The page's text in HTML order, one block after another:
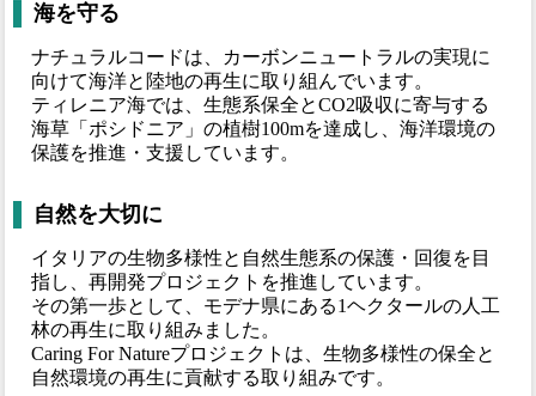
海を守る
ナチュラルコードは、カーボンニュートラルの実現に
向けて海洋と陸地の再生に取り組んでいます。
ティレニア海では、生態系保全とCO2吸収に寄与する
海草「ポシドニア」の植樹100mを達成し、海洋環境の
保護を推進・支援しています。
自然を大切に
イタリアの生物多様性と自然生態系の保護・回復を目
指し、再開発プロジェクトを推進しています。
その第一歩として、モデナ県にある1ヘクタールの人工
林の再生に取り組みました。
Caring For Natureプロジェクトは、生物多様性の保全と
自然環境の再生に貢献する取り組みです。